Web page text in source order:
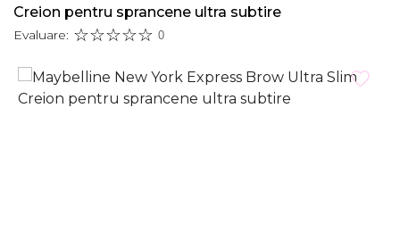
Creion pentru sprancene ultra subtire
Evaluare: 0